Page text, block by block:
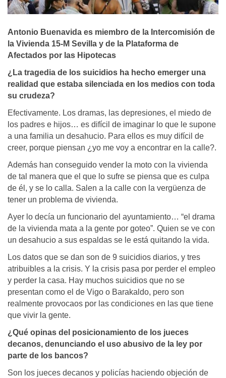
Antonio Buenavida es miembro de la Intercomisión de
la Vivienda 15-M Sevilla y de la Plataforma de
Afectados por las Hipotecas
¿La tragedia de los suicidios ha hecho emerger una
realidad que estaba silenciada en los medios con toda
su crudeza?
Efectivamente. Los dramas, las depresiones, el miedo de
los padres e hijos… es difícil de imaginar lo que le supone
a una familia un desahucio. Para ellos es muy difícil de
creer, porque piensan ¿yo me voy a encontrar en la calle?.
Además han conseguido vender la moto con la vivienda
de tal manera que el que lo sufre se piensa que es culpa
de él, y se lo calla. Salen a la calle con la vergüenza de
tener un problema de vivienda.
Ayer lo decía un funcionario del ayuntamiento… “el drama
de la vivienda mata a la gente por goteo”. Quien se ve con
un desahucio a sus espaldas se le está quitando la vida.
Los datos que se dan son de 9 suicidios diarios, y tres
atribuibles a la crisis. Y la crisis pasa por perder el empleo
y perder la casa. Hay muchos suicidios que no se
presentan como el de Vigo o Barakaldo, pero son
realmente provocaos por las condiciones en las que tiene
que vivir la gente.
¿Qué opinas del posicionamiento de los jueces
decanos, denunciando el uso abusivo de la ley por
parte de los bancos?
Son los jueces decanos y policías haciendo objeción de